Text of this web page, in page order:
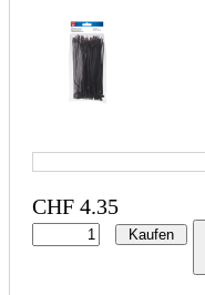
CHF 4.35
Kaufen